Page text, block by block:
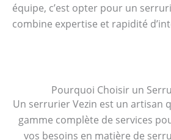
équipe, c’est opter pour un
combine expertise et rapidité
Pourquoi Choisir un
Un serrurier Vezin est un artisan
gamme complète de services
vos besoins en matière de